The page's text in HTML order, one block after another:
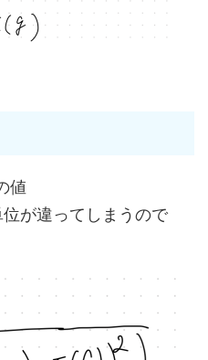
値
が違ってしまうので